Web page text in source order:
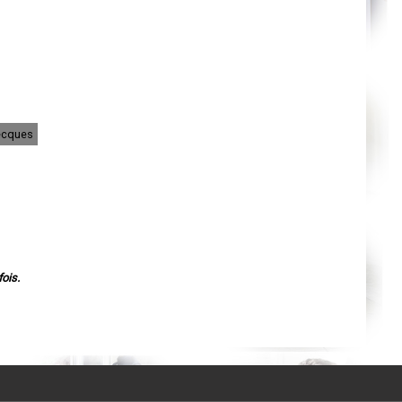
Annecy